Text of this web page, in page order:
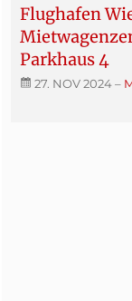
Flughafen
Parkhaus 4
27. NOV 2024–